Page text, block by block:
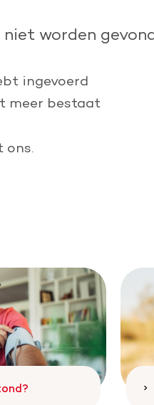
Word burgerhulpverlener
worden
ingevoerd
meer bestaat
ons.